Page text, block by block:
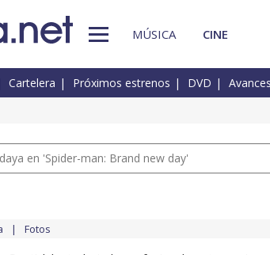
MÚSICA CINE
Cartelera Próximos estrenos DVD Avances
en 'Spider-man: Brand new day'
Fotos